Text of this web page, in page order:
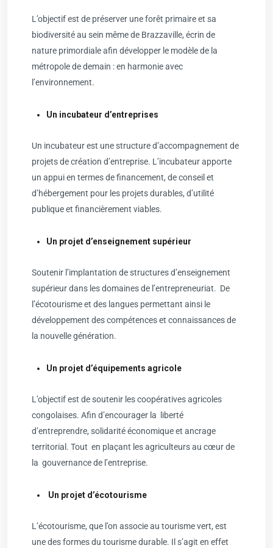
L’objectif est de préserver une forêt primaire et sa
biodiversité au sein même de Brazzaville, écrin de
nature primordiale afin développer le modèle de la
métropole de demain : en harmonie avec
l’environnement.
Un incubateur d’entreprises
Un incubateur est une structure d’accompagnement de
projets de création d’entreprise. L’incubateur apporte
un appui en termes de financement, de conseil et
d’hébergement pour les projets durables, d’utilité
publique et financièrement viables.
Un projet d’enseignement supérieur
Soutenir l’implantation de structures d’enseignement
supérieur dans les domaines de l’entrepreneuriat. De
l’écotourisme et des langues permettant ainsi le
développement des compétences et connaissances de
la nouvelle génération.
Un projet d’équipements agricole
L’objectif est de soutenir les coopératives agricoles
congolaises. Afin d’encourager la liberté
d’entreprendre, solidarité économique et ancrage
territorial. Tout en plaçant les agriculteurs au cœur de
la gouvernance de l’entreprise.
Un projet d’écotourisme
L’écotourisme, que l’on associe au tourisme vert, est
une des formes du tourisme durable. Il s’agit en effet